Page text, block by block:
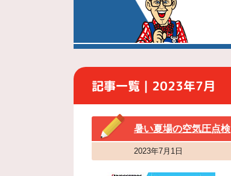
記事一覧｜2023年7月
暑い夏場の空気圧点検
2023年7月1日